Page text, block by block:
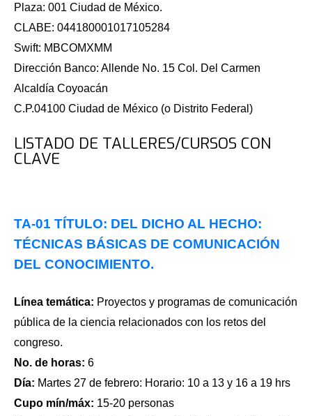
Plaza: 001 Ciudad de México.
CLABE: 044180001017105284
Swift: MBCOMXMM
Dirección Banco: Allende No. 15 Col. Del Carmen
Alcaldía Coyoacán
C.P.04100 Ciudad de México (o Distrito Federal)
LISTADO DE TALLERES/CURSOS CON
CLAVE
TA-01 TÍTULO: DEL DICHO AL HECHO:
TÉCNICAS BÁSICAS DE COMUNICACIÓN
DEL CONOCIMIENTO.
Línea temática: Proyectos y programas de comunicación
pública de la ciencia relacionados con los retos del
congreso.
No. de horas: 6
Día: Martes 27 de febrero: Horario: 10 a 13 y 16 a 19 hrs
Cupo mín/máx: 15-20 personas